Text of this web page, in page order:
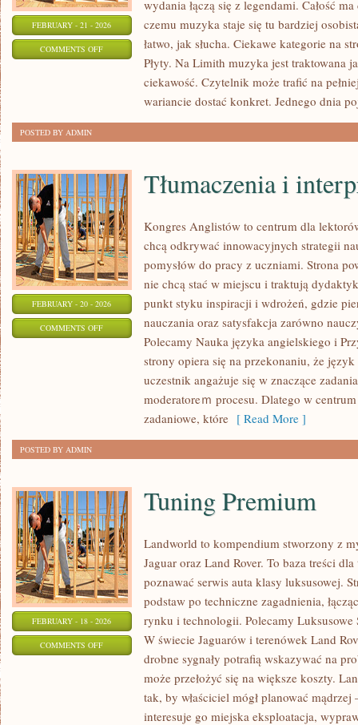
FEBRUARY - 21 - 2026
COMMENTS OFFON
wydania łączą się z legendami. Całość
czemu muzyka staje się tu bardziej
łatwo, jak słucha. Ciekawe kategorie na
Płyty. Na Limith muzyka jest traktowana
ciekawość. Czytelnik może trafić na
wariancie dostać konkret. Jednego dnia
POSTED BY ADMIN
FEBRUARY - 20 - 2026
COMMENTS OFFON
TŁUMACZENIA
INTERPRETACJE
Tłumaczenia i
Kongres Anglistów to centrum dla
chcą odkrywać innowacyjnych strategii
pomysłów do pracy z uczniami. Strona
nie chcą stać w miejscu i traktują
punkt styku inspiracji i wdrożeń, gdzie
nauczania oraz satysfakcja zarówno
Polecamy Nauka języka angielskiego i
strony opiera się na przekonaniu, że
uczestnik angażuje się w znaczące
moderatoreｍ procesu. Dlatego w
zadaniowe, które [ Read More ]
POSTED BY ADMIN
FEBRUARY - 18 - 2026
COMMENTS OFFON
Tuning Premium
Landworld to kompendium stworzony z
Jaguar oraz Land Rover. To baza treści
poznawać serwis auta klasy luksusowej.
podstaw po techniczne zagadnienia,
rynku i technologii. Polecamy Luksusowe
W świecie Jaguarów i terenówek Land
drobne sygnały potrafią wskazywać na
może przełożyć się na większe koszty.
tak, by właściciel mógł planować
interesuje go miejska eksploatacja,